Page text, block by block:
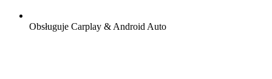
Obsługuje Carplay & Android Auto